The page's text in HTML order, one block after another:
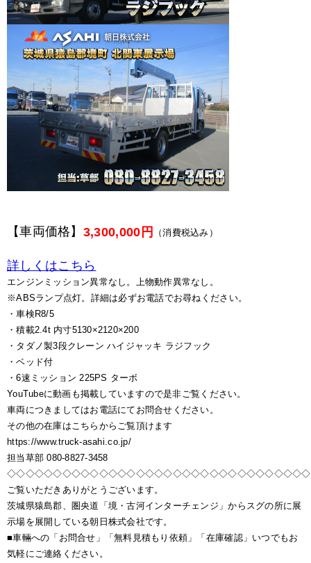
【車両価格】 3,300,000円 （消費税込み）
詳しくはこちら
エンジンミッション異常なし。上物動作異常なし。
※ABSランプ点灯。詳細は必ずお電話でお尋ねください。
・車検R8/5
・積載2.4t 内寸5130×2120×200
・タダノ製3段クレーン ハイジャッキ ラジフック
・ベッド付
・6速ミッション 225PS ターボ
YouTubeに動画も掲載していますので是非ご覧ください。
車両につきましてはお電話にてお問合せください。
その他の在庫はこちらからご覧頂けます
https://www.truck-asahi.co.jp/
担当草部 080-8827-3458
ご覧いただきありがとうございます。
茨城県猿島郡、圏央道「境・古河インターチェンジ」からスグの所に展
示場を展開している朝日株式会社です。
■車輛への「お問合せ」「無料見積もり依頼」「在庫確認」いつでもお
気軽にご連絡ください。